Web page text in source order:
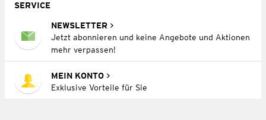
SERVICE
NEWSLETTER
Jetzt abonnieren und keine Angebote und Aktionen
mehr verpassen!
MEIN KONTO
Exklusive Vorteile für Sie